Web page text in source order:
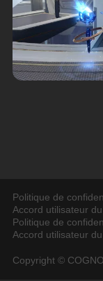
Politique de
Accord utilisateur
Politique de
Accord utilisateur
Copyright ©